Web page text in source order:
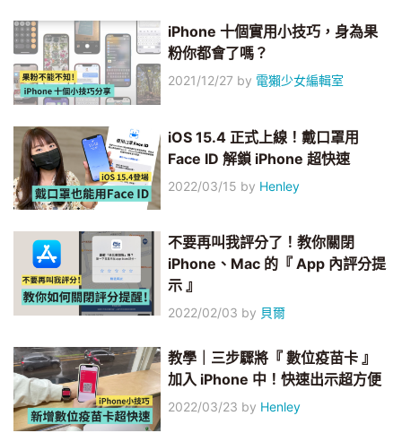
iPhone 十個實用小技巧，身為果
粉你都會了嗎？
2021/12/27 by 電獺少女編輯室
iOS 15.4 正式上線！戴口罩用
Face ID 解鎖 iPhone 超快速
2022/03/15 by Henley
不要再叫我評分了！教你關閉
iPhone、Mac 的『 App 內評分提
示 』
2022/02/03 by 貝爾
教學｜三步驟將『 數位疫苗卡 』
加入 iPhone 中！快速出示超方便
2022/03/23 by Henley